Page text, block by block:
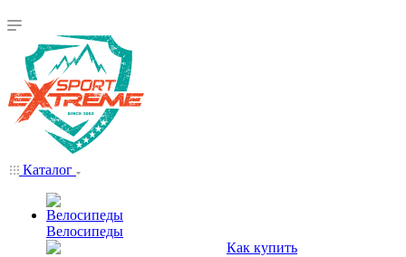
Каталог
Велосипеды
Как купить